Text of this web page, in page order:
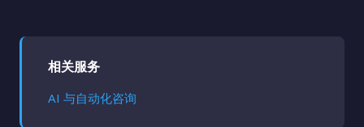
相关服务
AI 与自动化咨询